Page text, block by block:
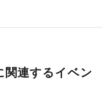
連するイベン